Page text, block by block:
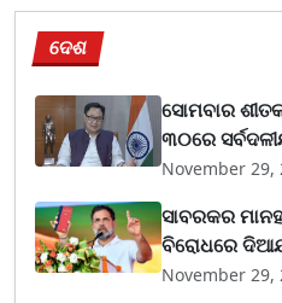
ଦେଶ
ସୋମବାର
୩୦ରେ
November 29,
ସାବରକର
ବିରୋଧରେ
November 29,